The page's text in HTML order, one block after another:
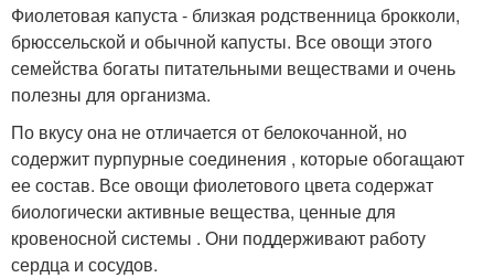
Фиолетовая капуста - близкая родственница брокколи,
брюссельской и обычной капусты. Все овощи этого
семейства богаты питательными веществами и очень
полезны для организма.
По вкусу она не отличается от белокочанной, но
содержит пурпурные соединения , которые обогащают
ее состав. Все овощи фиолетового цвета содержат
биологически активные вещества, ценные для
кровеносной системы . Они поддерживают работу
сердца и сосудов.